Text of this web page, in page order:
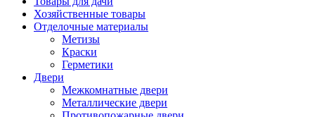
Хозяйственные товары
Отделочные материалы
Метизы
Краски
Герметики
Двери
Межкомнатные двери
Металлические двери